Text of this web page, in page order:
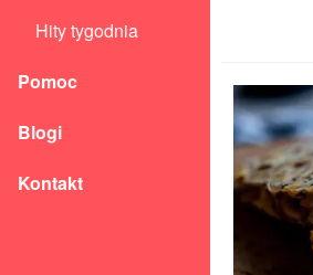
Hity tygodnia
Pomoc
Blogi
Kontakt